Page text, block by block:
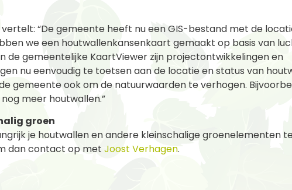
“De gemeente heeft nu een GIS-bestand met de
we een houtwallenkansenkaart gemaakt op basis van
de gemeentelijke KaartViewer zijn projectontwikkelingen en
nu eenvoudig te toetsen aan de locatie en status van
gemeente ook om de natuurwaarden te verhogen.
meer houtwallen.”
groen
je houtwallen en andere kleinschalige groenelementen
dan contact op met Joost Verhagen.